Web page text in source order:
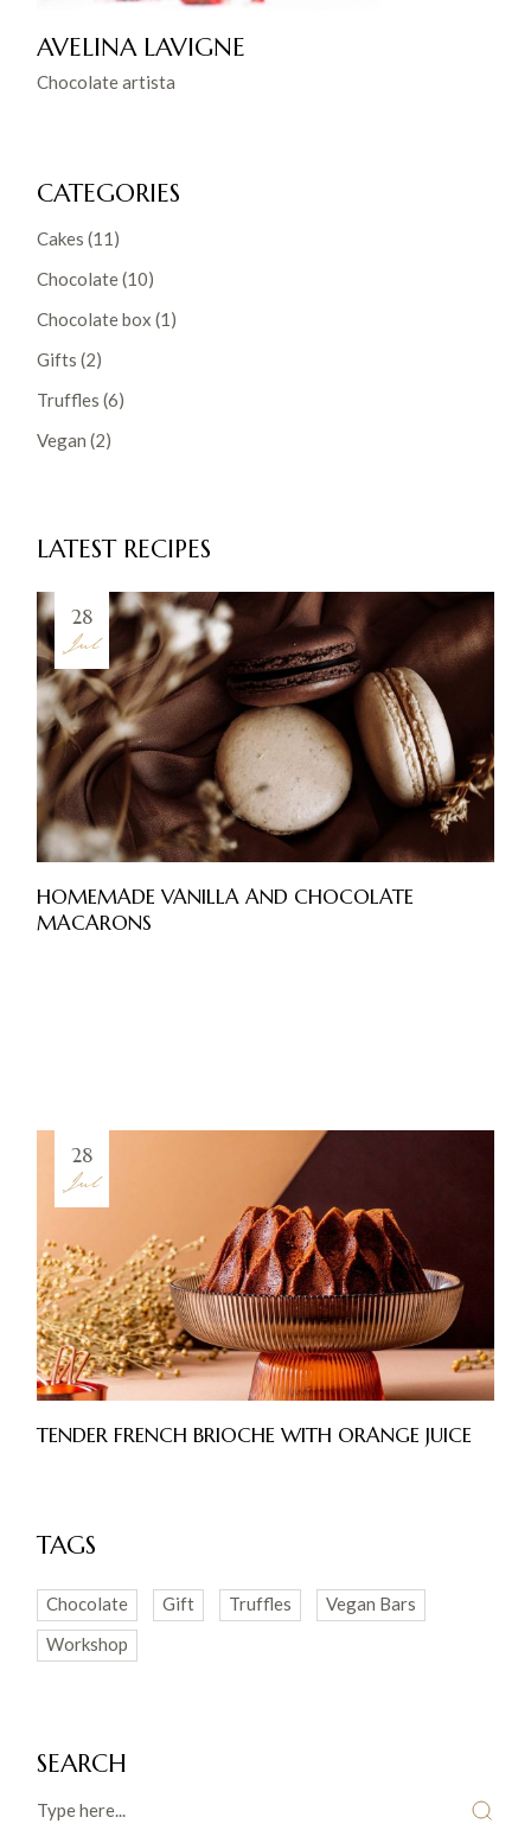
AVELINA LAVIGNE
Chocolate artista
CATEGORIES
Cakes (11)
Chocolate(10)
Chocolate box (1)
Gifts (2)
Truffles (6)
Vegan (2)
LATEST RECIPES
28
Jul
HOMEMADE VANILLA AND CHOCOLATE
MACARONS
28
Jul
TENDER FRENCH BRIOCHE WITH ORANGE JUICE
TAGS
Chocolate Gift Truffles
Vegan Bars
Workshop
SEARCH